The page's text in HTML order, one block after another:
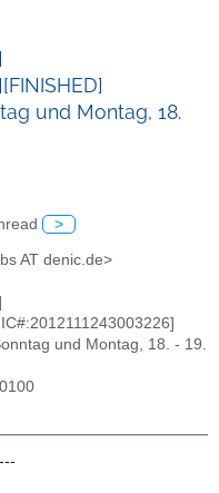
und Montag, 18.
>
AT denic.de>
und Montag, 18. - 19.